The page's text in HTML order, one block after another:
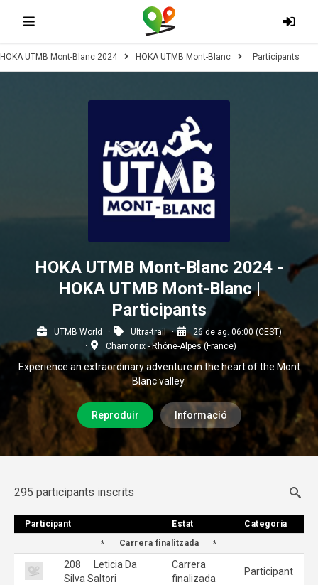
HOKA UTMB Mont-Blanc 2024 HOKA UTMB Mont-Blanc Participants
HOKA UTMB Mont-Blanc 2024 -
HOKA UTMB Mont-Blanc |
Participants
UTMB World Ultra-trail
26 de ag. 06:00 (CEST)
Chamonix - Rhône-Alpes (France)
Experience an extraordinary adventure in the heart of the Mont
Blanc valley.
Reproduir Informació
295 participants inscrits
Participant Estat
Categoría
Carrera finalitzada
208
Leticia Da
Silva Saltori
Carrera
finalizada
Participant
Participant Estat Categoría